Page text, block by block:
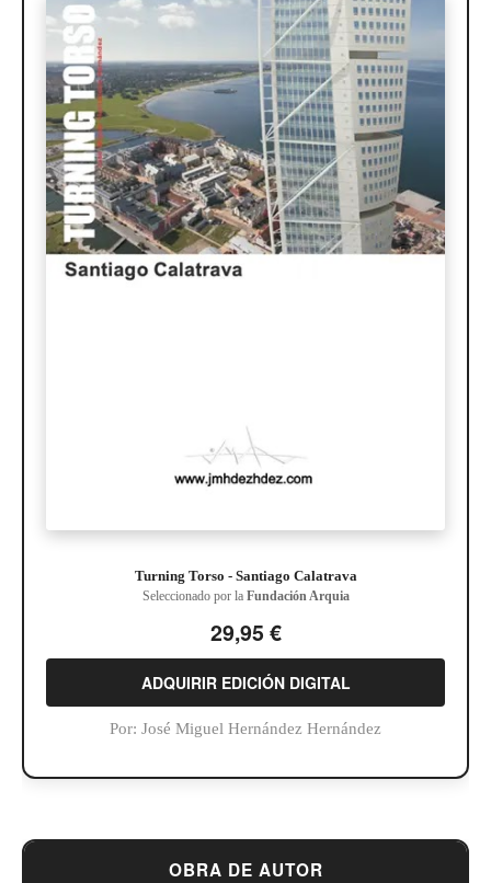
Turning Torso - Santiago Calatrava
Seleccionado por la Fundación Arquia
29,95 €
ADQUIRIR EDICIÓN DIGITAL
Por: José Miguel Hernández Hernández
OBRA DE AUTOR